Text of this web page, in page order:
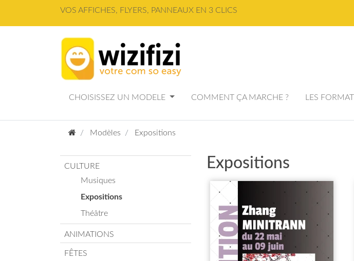
VOS AFFICHES, FLYERS, PANNEAUX EN 3 CLICS
CHOISISSEZ UN MODELE COMMENT ÇA MARCHE ? LES
Modèles Expositions
CULTURE
Musiques
Expositions
Théâtre
ANIMATIONS
FÊTES
Expositions
Panneau de gestion des cookies